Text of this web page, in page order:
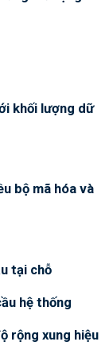
khối lượng dữ
bộ mã hóa và
tại chỗ
hệ thống
rộng xung hiệu